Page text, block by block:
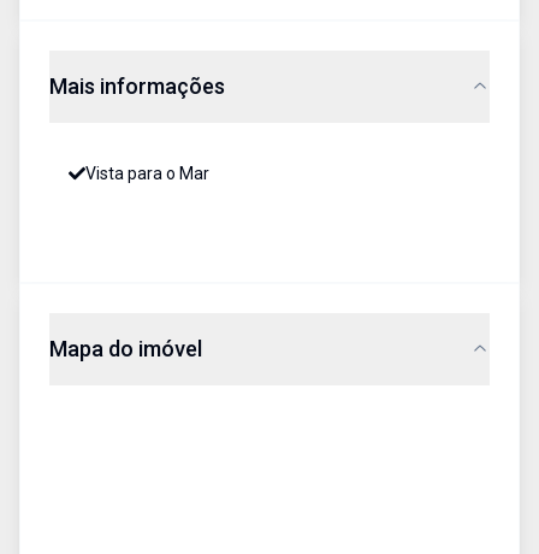
Mais informações
Vista para o Mar
Mapa do imóvel